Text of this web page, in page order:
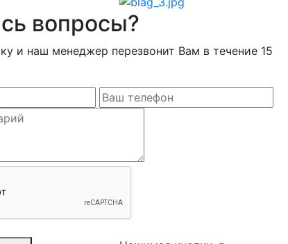
вопросы?
и наш менеджер перезвонит Вам в течение 15